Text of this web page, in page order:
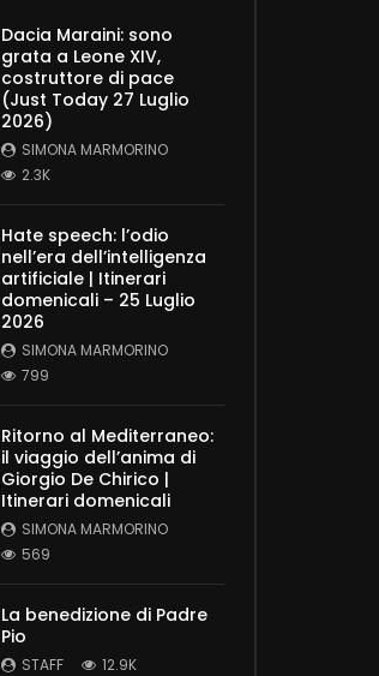
Dacia Maraini: sono
grata a Leone XIV,
costruttore di pace
(Just Today 27 Luglio
2026)
SIMONA MARMORINO
2.3K
Hate speech: l’odio
nell’era dell’intelligenza
artificiale | Itinerari
domenicali – 25 Luglio
2026
SIMONA MARMORINO
799
Ritorno al Mediterraneo:
il viaggio dell’anima di
Giorgio De Chirico |
Itinerari domenicali
SIMONA MARMORINO
569
La benedizione di Padre
Pio
STAFF 12.9K